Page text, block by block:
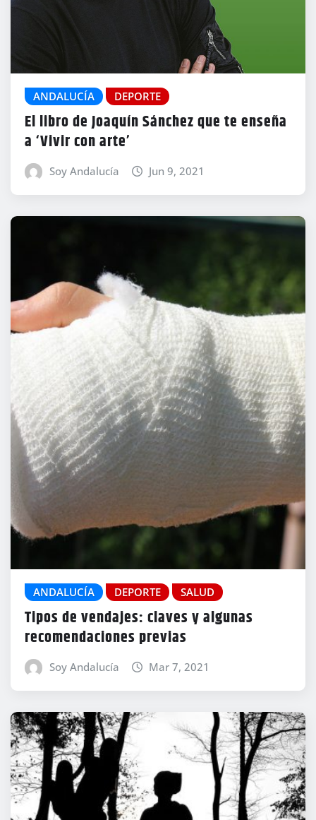
ANDALUCÍA DEPORTE
El libro de Joaquín Sánchez que te enseña
a ‘Vivir con arte’
Soy Andalucía Jun 9, 2021
ANDALUCÍA DEPORTE SALUD
Tipos de vendajes: claves y algunas
recomendaciones previas
Soy Andalucía Mar 7, 2021